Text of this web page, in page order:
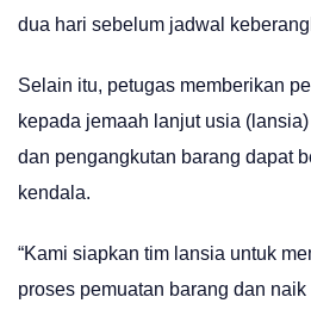
dua hari sebelum jadwal
Selain itu, petugas memberikan
kepada jemaah lanjut usia
dan pengangkutan barang dapat
kendala.
“Kami siapkan tim lansia untuk
proses pemuatan barang dan naik